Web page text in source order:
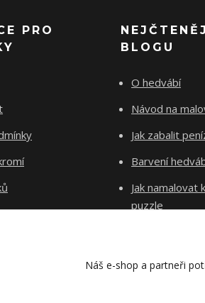
PRO
BLOGU
O hedvábí
Návod na
Jak zabalit
Barvení
Jak namalovat
puzzle
Náš e-shop a partneři